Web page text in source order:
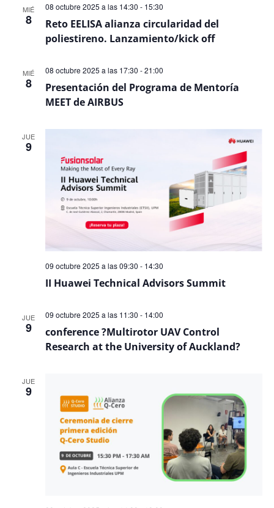
MIÉ
8
Reto EELISA alianza circularidad del
poliestireno. Lanzamiento/kick off
08 octubre 2025 a las 14:30 - 15:30
MIÉ
8
Presentación del Programa de Mentoría
MEET de AIRBUS
08 octubre 2025 a las 17:30 -21:00
JUE
9
II Huawei Technical Advisors Summit
09 octubre 2025 a las 09:30 - 14:30
JUE
9
conference ?Multirotor UAV Control
Research at the University of Auckland?
09 octubre 2025 a las 11:30 - 14:00
JUE
9